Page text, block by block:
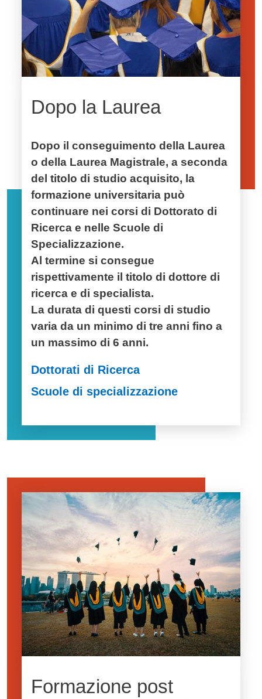
Dopo la Laurea
Dopo il conseguimento della Laurea
o della Laurea Magistrale, a seconda
del titolo di studio acquisito, la
formazione universitaria può
continuare nei corsi di Dottorato di
Ricerca e nelle Scuole di
Specializzazione.
Al termine si consegue
rispettivamente il titolo di dottore di
ricerca e di specialista.
La durata di questi corsi di studio
varia da un minimo di tre anni fino a
un massimo di 6 anni.
Dottorati di Ricerca
Scuole di specializzazione
Formazione post